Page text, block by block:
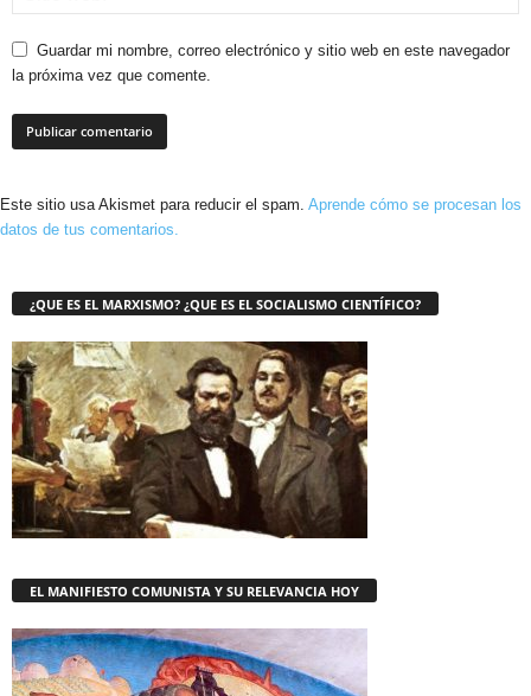
Guardar mi nombre, correo electrónico y sitio web en este navegador
la próxima vez que comente.
Este sitio usa Akismet para reducir el spam. Aprende cómo se procesan los
datos de tus comentarios.
¿QUE ES EL MARXISMO? ¿QUE ES EL SOCIALISMO CIENTÍFICO?
EL MANIFIESTO COMUNISTA Y SU RELEVANCIA HOY